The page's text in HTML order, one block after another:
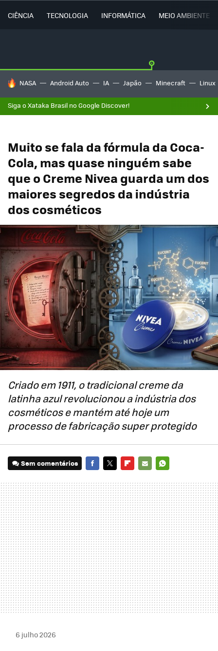
CIÊNCIA TECNOLOGIA INFORMÁTICA MEIO AMBIENTE
TENDÊNCIAS DO DIA
NASA Android Auto IA Japão Minecraft Linux
Siga o Xataka Brasil no Google Discover!
Muito se fala da fórmula da Coca-
Cola, mas quase ninguém sabe
que o Creme Nivea guarda um dos
maiores segredos da indústria
dos cosméticos
Criado em 1911, o tradicional creme da
latinha azul revolucionou a indústria dos
cosméticos e mantém até hoje um
processo de fabricação super protegido
Sem comentários
MAIL
6 julho 2026